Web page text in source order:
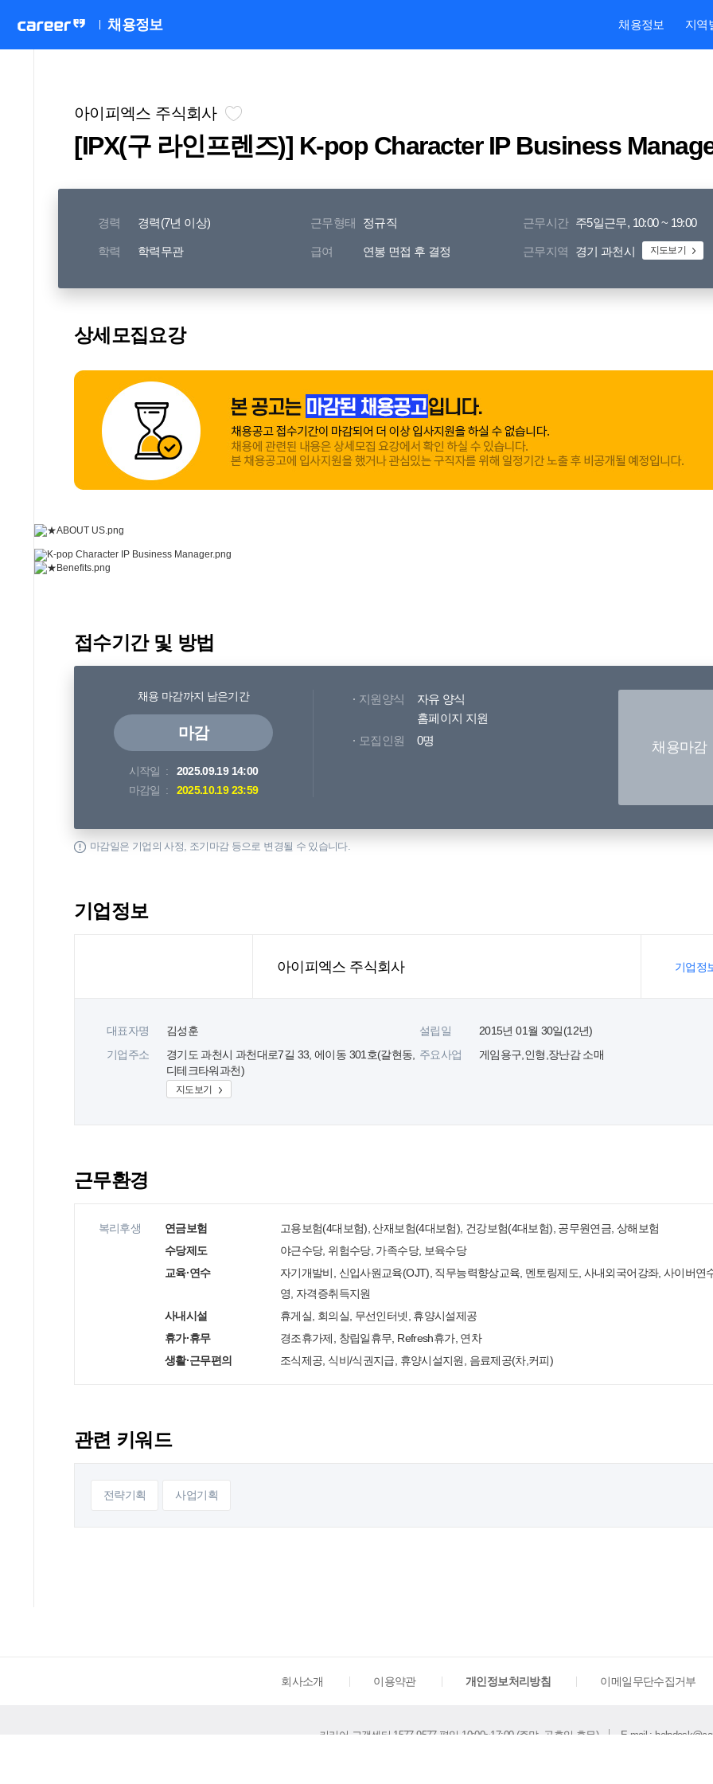
채용정보 채용정보 지역
아이피엑스 주식회사
[IPX(구 라인프렌즈)] K-pop Character IP Business
경력 경력(7년 이상) 근무형태 정규직 근무시간 주5일근무, 10:00 ~ 19:00
학력 학력무관 급여 연봉 면접 후 결정 근무지역 경기 과천시 지도보기
상세모집요강
접수기간 및 방법
채용 마감까지 남은기간
마감
시작일
2025.09.19 14:00
마감일
2025.10.19 23:59
지원양식
자유 양식
홈페이지 지원
모집인원
0명 채용마감
마감일은 기업의 사정, 조기마감 등으로 변경될 수 있습니다.
기업정보
아이피엑스 주식회사 기업정
대표자명 김성훈 설립일
2015년 01월 30일(12년)
기업주소
경기도 과천시 과천대로7길 33, 에이동 301호(갈현동,
디테크타워과천)
지도보기
주요사업 게임용구,인형,장난감 소매
근무환경
복리후생 연금보험
고용보험(4대보험), 산재보험(4대보험), 건강보험(4대보험), 공무원연금, 상해보험
수당제도
야근수당, 위험수당, 가족수당, 보육수당
교육·연수
자기개발비, 신입사원교육(OJT), 직무능력향상교육, 멘토링제도, 사내외국어강좌, 사이버연
영, 자격증취득지원
사내시설
휴게실, 회의실, 무선인터넷, 휴양시설제공
휴가·휴무
경조휴가제, 창립일휴무, Refresh휴가, 연차
생활·근무편의
조식제공, 식비/식권지급, 휴양시설지원, 음료제공(차,커피)
관련 키워드
전략기획 사업기획
회사소개 이용약관 개인정보처리방침 이메일무단수집거부
커리어 고객센터 1577-9577 평일 10:00~17:00 (주말, 공휴일 휴무)
E-mail :